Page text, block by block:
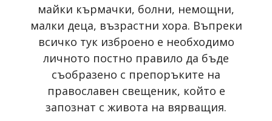
майки кърмачки, болни, немощни,
малки деца, възрастни хора. Въпреки
всичко тук изброено е необходимо
личното постно правило да бъде
съобразено с препоръките на
православен свещеник, който е
запознат с живота на вярващия.